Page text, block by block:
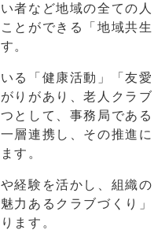
者など地域の全ての人
とができる「地域共生
。
る「健康活動」「友愛
りがあり、老人クラブ
として、事務局である
層連携し、その推進に
す。
経験を活かし、組織の
力あるクラブづくり」
ます。